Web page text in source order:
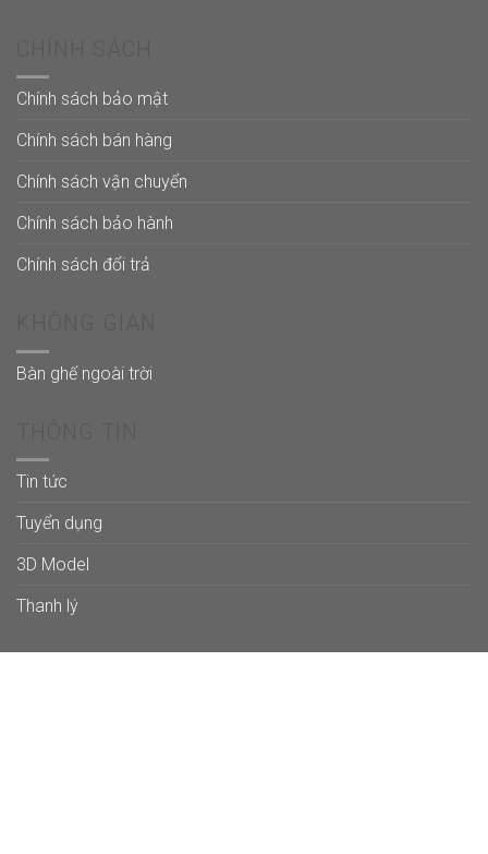
Chính sách bảo mật
Chính sách bán hàng
Chính sách vận chuyển
Chính sách bảo hành
Chính sách đổi trả
Bàn ghế ngoài trời
Tin tức
Tuyển dụng
3D Model
Thanh lý